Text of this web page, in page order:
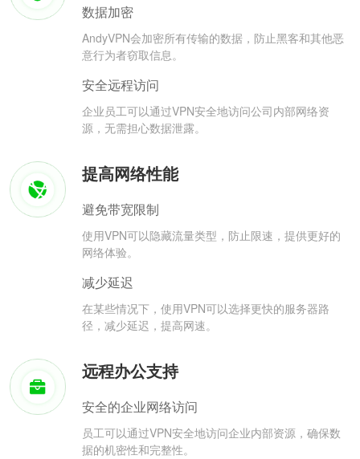
数据加密
AndyVPN会加密所有传输的数据，防止黑客和其他恶
意行为者窃取信息。
安全远程访问
企业员工可以通过VPN安全地访问公司内部网络资
源，无需担心数据泄露。
提高网络性能
避免带宽限制
使用VPN可以隐藏流量类型，防止限速，提供更好的
网络体验。
减少延迟
在某些情况下，使用VPN可以选择更快的服务器路
径，减少延迟，提高网速。
远程办公支持
安全的企业网络访问
员工可以通过VPN安全地访问企业内部资源，确保数
据的机密性和完整性。